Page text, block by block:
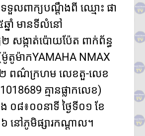
រុមគ្រួសារវីរកងទ័ពពលី
តាល
ាន ស្នើឱ្យរដ្ឋបាល
ត្ត អនុវត្តច្បាប់តឹងរ៉ឹង
ាមនាំចូលសំណល់អាគុយ
អេឡិចត្រូនិកប្រើប្រាស់រួច
ត្តបន្ទាយមានជ័យ រៀបចំ
ោត ជ្រើសរើសតូបលក់ដូរ
ជីវករភៀសសឹក នៅភូមិ
នដំបូង
០០តូប
ឃៈ បញ្ជាក់ថា៖ យុវតី
កម្ពុជាដោយសារបញ្ហា
ទួលពាក្យបណ្ដឹងពី ឈ្មោះ ផា
ាំ មានទីលំនៅ
សង្កាត់ប៉ោយប៉ែត ពាក់ព័ន្ធ
តូម៉ាកYAMAHA NMAX
ពណ៌ក្រហម លេខតួ-លេខ
គ្មានផ្លាកលេខ)
០៨៖០០នាទី ថ្ងៃទី០១ ខែ
នៅភូមិផ្សារកណ្ដាល។